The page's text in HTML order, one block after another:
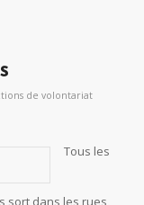
de volontariat
Tous les
sort dans les rues,